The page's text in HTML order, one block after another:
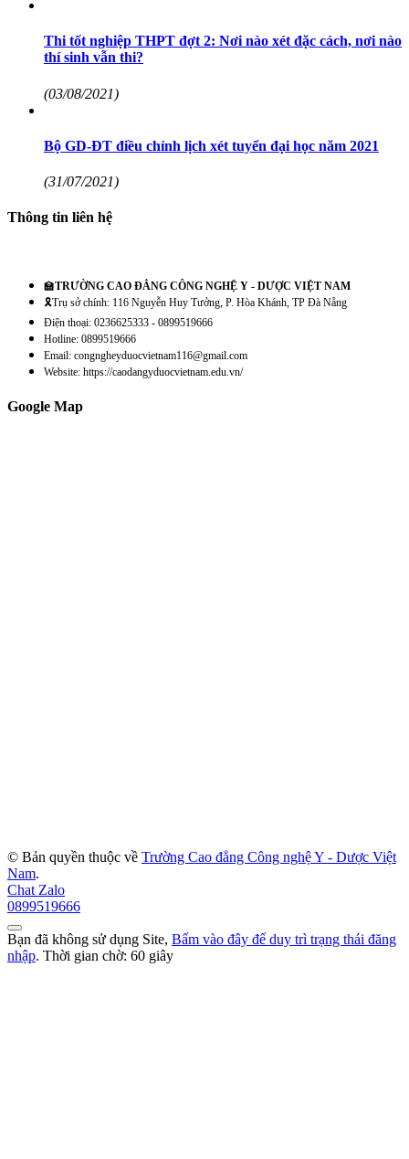
Thi tốt nghiệp THPT đợt 2: Nơi nào xét đặc cách, nơi nào
thí sinh vẫn thi?
(03/08/2021)
Bộ GD-ĐT điều chỉnh lịch xét tuyển đại học năm 2021
(31/07/2021)
Thông tin liên hệ
🏫TRƯỜNG CAO ĐẲNG CÔNG NGHỆ Y - DƯỢC VIỆT NAM
🎗️Trụ sở chính: 116 Nguyễn Huy Tưởng, P. Hòa Khánh, TP Đà Nẵng
Điện thoại: 0236625333 - 0899519666
Hotline: 0899519666
Email: congngheyduocvietnam116@gmail.com
Website: https://caodangyduocvietnam.edu.vn/
Google Map
© Bản quyền thuộc về Trường Cao đẳng Công nghệ Y - Dược Việt
Nam.
Chat Zalo
0899519666
Bạn đã không sử dụng Site, Bấm vào đây để duy trì trạng thái đăng
nhập. Thời gian chờ: 60 giây